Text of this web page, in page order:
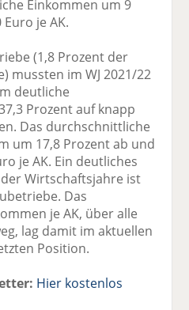
Einkommen um 9
je AK.
(1,8 Prozent der
mussten im WJ 2021/22
deutliche
Prozent auf knapp
Das durchschnittliche
um 17,8 Prozent ab und
je AK. Ein deutliches
Wirtschaftsjahre ist
Das
je AK, über alle
lag damit im aktuellen
Position.
Hier kostenlos